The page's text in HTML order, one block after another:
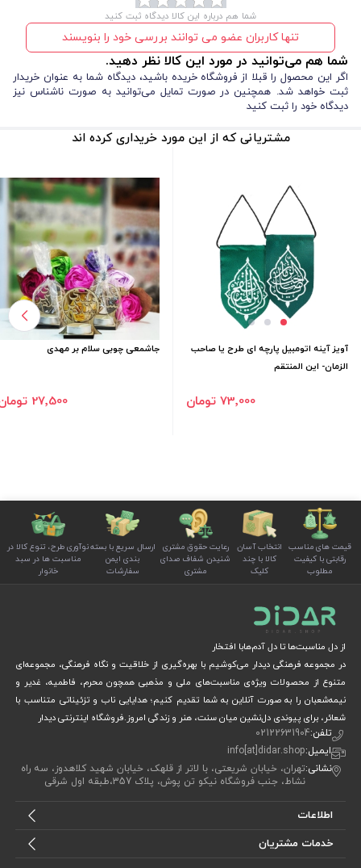
شما هم درباره این کالا دیدگاه ثبت کنید
تنها کاربران عضو می توانند بررسی خود را بنویسند
شما هم می‌توانید در مورد این کالا نظر دهید.
اگر این محصول را قبلا از فروشگاه خریده باشید، دیدگاه شما به عنوان خریدار
ثبت خواهد شد. همچنین در صورت تمایل می‌توانید به صورت ناشناس نیز
دیدگاه خود را ثبت کنید
مشتریانی که از این مورد خریداری کرده اند
آویز آینه اتومبیل پارچه ای طرح یا صاحب
الزمان- این المنتقم
73٬000 تومان
جاشمعی چوبی سلام بر مهدی
27٬500 تومان
قیمت های مناسب
رقابتی با کیفیت
مطلوب
انتخاب آسان
کالا با چند
کلیک
رعایت حقوق مشتری
شنیدن شفاف صدای
مشتری
ارسال سریع با بسته
بندی ایمن
سفارشات
نوآوری طرح، تنوع کالا در
مناسبت ها در سبد
خانوار
از دل مناسبت‌ها تا دل آدم‌هابا افتخار
در مجموعه فرهنگی دیدار می‌کوشیم با بهره‌گیری از خلاقیت و نگاه فرهنگی، مجموعه‌ای
متنوع از محصولات ویژه‌ی مناسبت‌های ملی و مذهبی همچون محرم، فاطمیه، غدیر و
نیمه‌شعبان را به صورت آنلاین به شما تقدیم کنیم؛ هدایایی ناب و تزئیناتی متناسب با
شعائر، برای پیوندی دل‌نشین میان سنت، هنر و زندگی امروز.فروشگاه اینترنتی دیدار
تلفن:02122631904
ایمیل:info[at]didar.shop
نشانی:تهران، خیابان شریعتی، با لاتر از قلهک، خیابان شهید کلاهدوز، سه راه
نشاط، جنب فروشگاه نیکو تن پوش، پلاک 357،طبقه اول شرقی
اطلاعات
خدمات مشتریان